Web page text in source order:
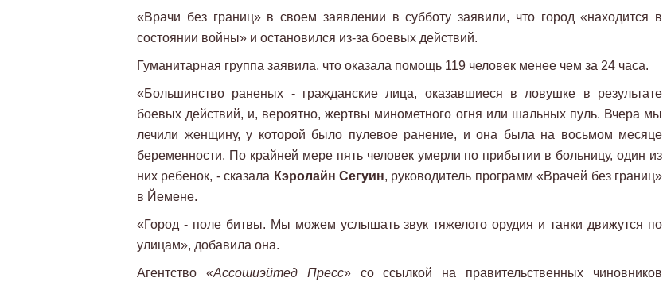
«Врачи без границ» в своем заявлении в субботу заявили, что город «находится в
состоянии войны» и остановился из-за боевых действий.
Гуманитарная группа заявила, что оказала помощь 119 человек менее чем за 24 часа.
«Большинство раненых - гражданские лица, оказавшиеся в ловушке в результате
боевых действий, и, вероятно, жертвы минометного огня или шальных пуль. Вчера мы
лечили женщину, у которой было пулевое ранение, и она была на восьмом месяце
беременности. По крайней мере пять человек умерли по прибытии в больницу, один из
них ребенок, - сказала Кэролайн Сегуин, руководитель программ «Врачей без границ»
в Йемене.
«Город - поле битвы. Мы можем услышать звук тяжелого орудия и танки движутся по
улицам», добавила она.
Агентство «Ассошиэйтед Пресс» со ссылкой на правительственных чиновников